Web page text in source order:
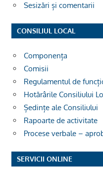
Sesizări și comentarii
CONSILIUL LOCAL
Componența
Comisii
Regulamentul de
Hotărârile Consiliului
Ședințe ale Consiliului
Rapoarte de activitate
Procese verbale –
SERVICII ONLINE